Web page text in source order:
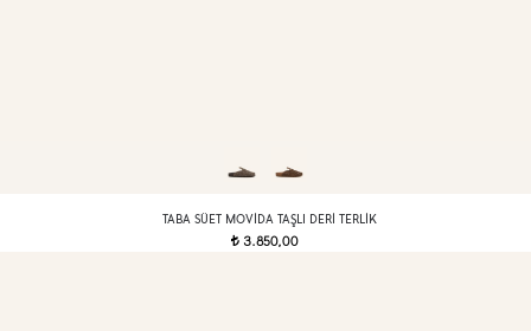
TABA SÜET MOVIDA TAŞLI DERI TERLIK
t3.850,00